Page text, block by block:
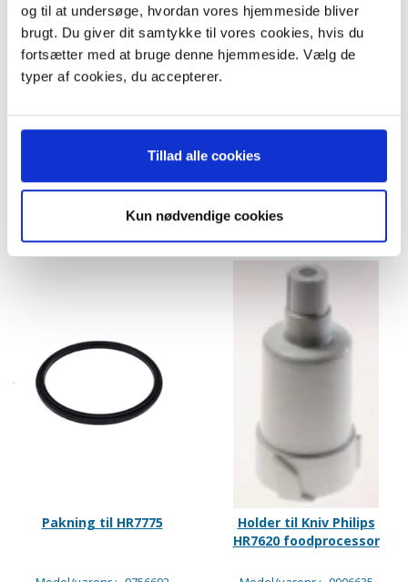
og til at undersøge, hvordan vores hjemmeside bliver
brugt. Du giver dit samtykke til vores cookies, hvis du
fortsætter med at bruge denne hjemmeside. Vælg de
typer af cookies, du accepterer.
Tillad alle cookies
Kun nødvendige cookies
Låg til Philips HR7775
Model/varenr.: 9756686.
Plus leveringsomkostninger.
39,00 til pakkehops. Fri fragt til
pakkeshop ved køb over 599,-
LÆG I KURV
Kniv til bl.a Philips HR7775
Plus leveringsomkostninger.
39,00 til pakkehops. Fri fragt til
pakkeshop ved køb over 599,-
Pakning til HR7775
Holder til Kniv Philips
HR7620 foodprocessor